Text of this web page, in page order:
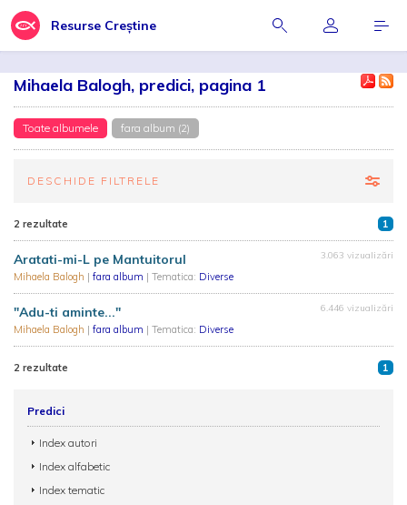
Resurse Creștine
Mihaela Balogh, predici, pagina 1
Toate albumele fara album (2)
DESCHIDE FILTRELE
2 rezultate 1
Aratati-mi-L pe Mantuitorul
Mihaela Balogh | fara album | Tematica: Diverse
3.063 vizualizări
"Adu-ti aminte..."
Mihaela Balogh | fara album | Tematica: Diverse
6.446 vizualizări
2 rezultate 1
Predici
Index autori
Index alfabetic
Index tematic